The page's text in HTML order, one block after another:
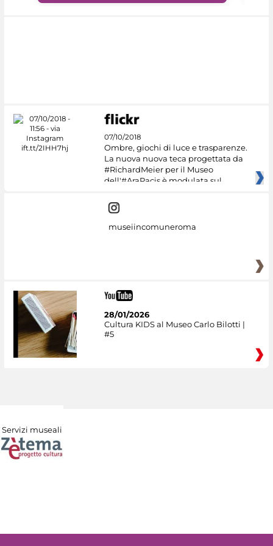
07/10/2018
Ombre, giochi di luce e trasparenze.
La nuova nuova teca progettata da
#RichardMeier per il Museo
dell'#AraPacis è modulata sul
museiincomuneroma
28/01/2026
Cultura KIDS al Museo Carlo Bilotti |
#5
Servizi museali